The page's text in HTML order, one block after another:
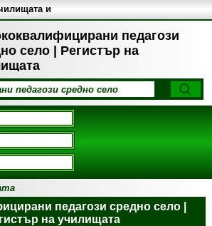
педагози
село | Регистър на
и
в България
педагози средно село |
на училищата